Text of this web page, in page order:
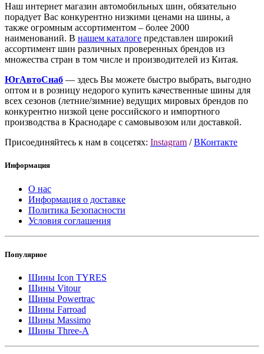
Наш интернет магазин автомобильных шин, обязательно
порадует Вас конкурентно низкими ценами на шины, а
также огромным ассортиментом – более 2000
наименований. В нашем каталоге представлен широкий
ассортимент шин различных проверенных брендов из
множества стран в том числе и производителей из Китая.
ЮгАвтоСнаб — здесь Вы можете быстро выбрать, выгодно
оптом и в розницу недорого купить качественные шины для
всех сезонов (летние/зимние) ведущих мировых брендов по
конкурентно низкой цене российского и импортного
производства в Краснодаре с самовывозом или доставкой.
Присоединяйтесь к нам в соцсетях: Instagram /ВКонтакте
Информация
О нас
Информация о доставке
Политика Безопасности
Условия соглашения
Популярное
Шины Icon TYRES
Шины Vitour
Шины Powertrac
Шины Farroad
Шины Massimo
Шины Three-A